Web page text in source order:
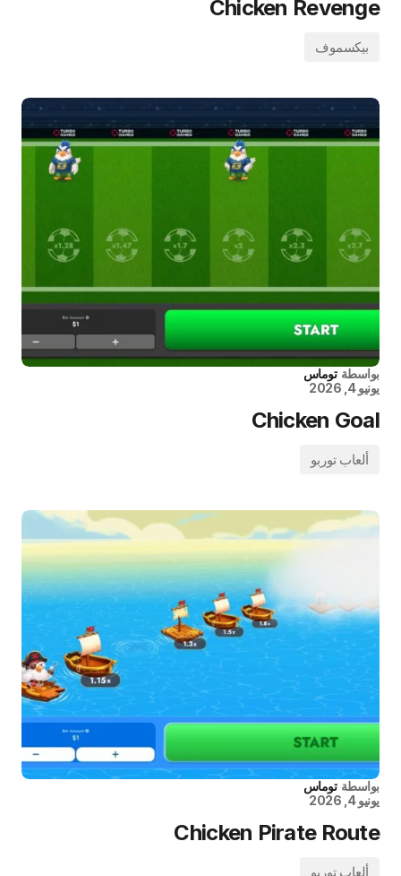
Chicken Revenge
بيكسموف
بواسطة توماس
يونيو 4, 2026
Chicken Goal
ألعاب توربو
بواسطة توماس
يونيو 4, 2026
Chicken Pirate Route
ألعاب توربو